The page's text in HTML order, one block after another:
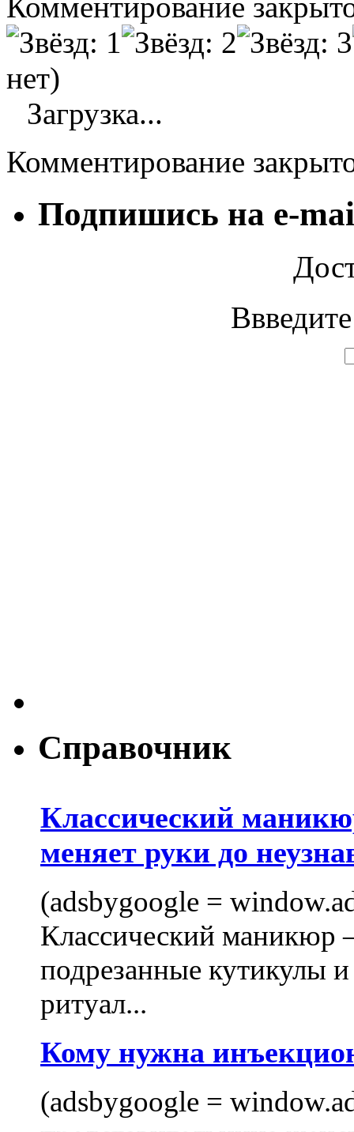
нет)
Загрузка...
Комментирование
Подпишись на e-
Справочник
Классический
меняет руки до
(adsbygoogle =
Классический маникюр
подрезанные кутикулы
ритуал...
Кому нужна
(adsbygoogle =